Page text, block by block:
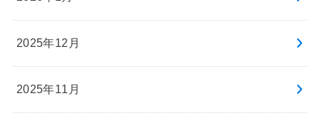
2025年12月
2025年11月